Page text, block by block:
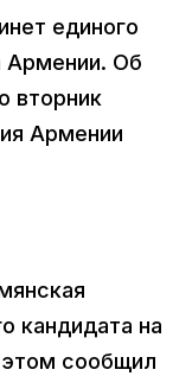
единого
Армении. Об
вторник
Армении
кандидата на
сообщил